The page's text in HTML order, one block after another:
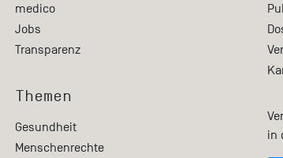
medico
Jobs
Transparenz
Themen
Gesundheit
Menschenrechte
in